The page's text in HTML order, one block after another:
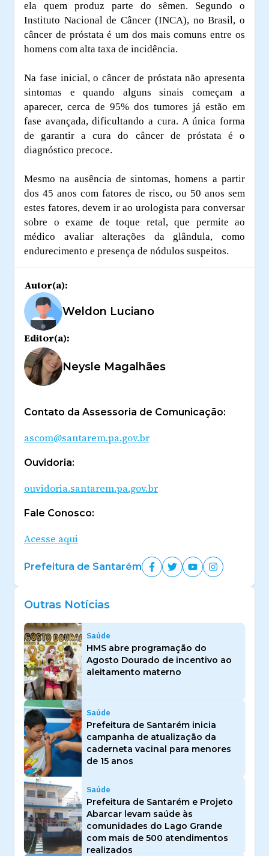
ela quem produz parte do sêmen. Segundo o
Instituto Nacional de Câncer (INCA), no Brasil, o
câncer de próstata é um dos mais comuns entre os
homens com alta taxa de incidência.
Na fase inicial, o câncer de próstata não apresenta
sintomas e quando alguns sinais começam a
aparecer, cerca de 95% dos tumores já estão em
fase avançada, dificultando a cura. A única forma
de garantir a cura do câncer de próstata é o
diagnóstico precoce.
Mesmo na ausência de sintomas, homens a partir
dos 45 anos com fatores de risco, ou 50 anos sem
estes fatores, devem ir ao urologista para conversar
sobre o exame de toque retal, que permite ao
médico avaliar alterações da glândula, como
endurecimento e presença de nódulos suspeitos.
Autor(a):
Weldon Luciano
Editor(a):
Neysle Magalhães
Contato da Assessoria de Comunicação:
ascom@santarem.pa.gov.br
Ouvidoria:
ouvidoria.santarem.pa.gov.br
Fale Conosco:
Acesse aqui
Prefeitura de Santarém
Outras Notícias
Saúde
HMS abre programação do
Agosto Dourado de incentivo ao
aleitamento materno
Saúde
Prefeitura de Santarém inicia
campanha de atualização da
caderneta vacinal para menores
de 15 anos
Saúde
Prefeitura de Santarém e Projeto
Abarcar levam saúde às
comunidades do Lago Grande
com mais de 500 atendimentos
realizados